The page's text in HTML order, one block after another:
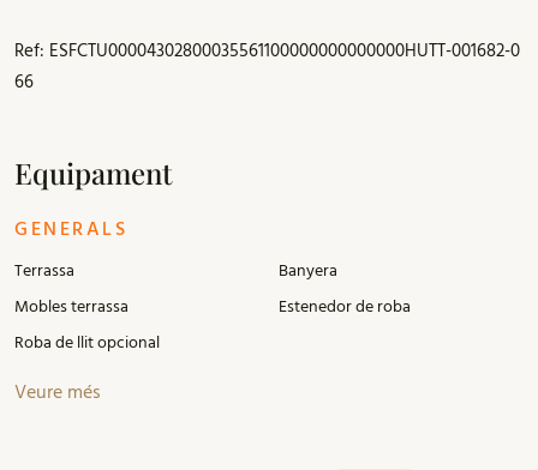
Ref: ESFCTU00004302800035561100000000000000HUTT-001682-0
66
Equipament
GENERALS
Terrassa
Mobles terrassa
Roba de llit opcional
Banyera
Estenedor de roba
Veure més